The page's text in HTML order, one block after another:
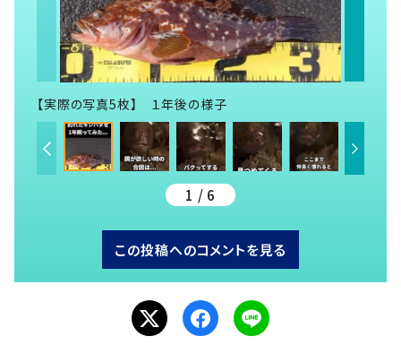
【実際の写真5枚】 １年後の様子
1 / 6
この投稿へのコメントを見る